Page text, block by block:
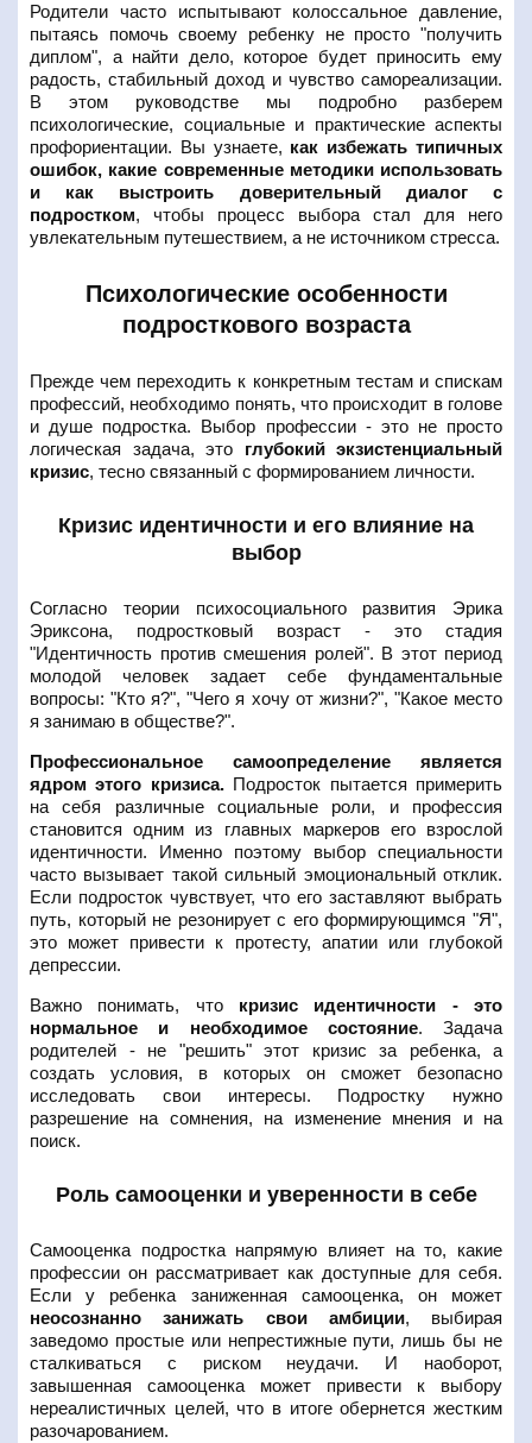
Родители часто испытывают колоссальное давление,
пытаясь помочь своему ребенку не просто "получить
диплом", а найти дело, которое будет приносить ему
радость, стабильный доход и чувство самореализации.
В этом руководстве мы подробно разберем
психологические, социальные и практические аспекты
профориентации. Вы узнаете, как избежать типичных
ошибок, какие современные методики использовать
и как выстроить доверительный диалог с
подростком, чтобы процесс выбора стал для него
увлекательным путешествием, а не источником стресса.
Психологические особенности
подросткового возраста
Прежде чем переходить к конкретным тестам и спискам
профессий, необходимо понять, что происходит в голове
и душе подростка. Выбор профессии - это не просто
логическая задача, это глубокий экзистенциальный
кризис, тесно связанный с формированием личности.
Кризис идентичности и его влияние на
выбор
Согласно теории психосоциального развития Эрика
Эриксона, подростковый возраст - это стадия
"Идентичность против смешения ролей". В этот период
молодой человек задает себе фундаментальные
вопросы: "Кто я?", "Чего я хочу от жизни?", "Какое место
я занимаю в обществе?".
Профессиональное самоопределение является
ядром этого кризиса.Подросток пытается примерить
на себя различные социальные роли, и профессия
становится одним из главных маркеров его взрослой
идентичности. Именно поэтому выбор специальности
часто вызывает такой сильный эмоциональный отклик.
Если подросток чувствует, что его заставляют выбрать
путь, который не резонирует с его формирующимся "Я",
это может привести к протесту, апатии или глубокой
депрессии.
Важно понимать, что кризис идентичности - это
нормальное и необходимое состояние. Задача
родителей - не "решить" этот кризис за ребенка, а
создать условия, в которых он сможет безопасно
исследовать свои интересы. Подростку нужно
разрешение на сомнения, на изменение мнения и на
поиск.
Роль самооценки и уверенности в себе
Самооценка подростка напрямую влияет на то, какие
профессии он рассматривает как доступные для себя.
Если у ребенка заниженная самооценка, он может
неосознанно занижать свои амбиции, выбирая
заведомо простые или непрестижные пути, лишь бы не
сталкиваться с риском неудачи. И наоборот,
завышенная самооценка может привести к выбору
нереалистичных целей, что в итоге обернется жестким
разочарованием.